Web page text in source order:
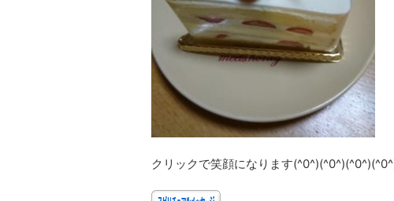
クリックで笑顔になります